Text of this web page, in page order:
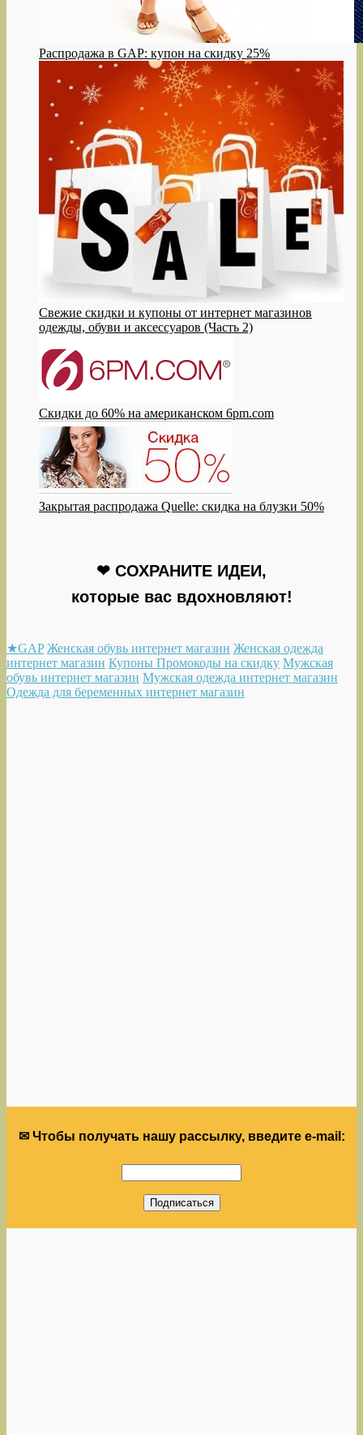
Распродажа в GAP: купон на скидку 25%
Свежие скидки и купоны от интернет магазинов
одежды, обуви и аксессуаров (Часть 2)
Скидки до 60% на американском 6pm.com
Закрытая распродажа Quelle: скидка на блузки 50%
❤ СОХРАНИТЕ ИДЕИ,
которые вас вдохновляют!
★GAP Женская обувь интернет магазин Женская одежда
интернет магазин Купоны Промокоды на скидку Мужская
обувь интернет магазин Мужская одежда интернет магазин
Одежда для беременных интернет магазин
✉ Чтобы получать нашу рассылку, введите e-mail: